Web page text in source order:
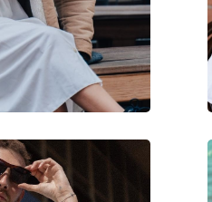
0RA5301U 50018G